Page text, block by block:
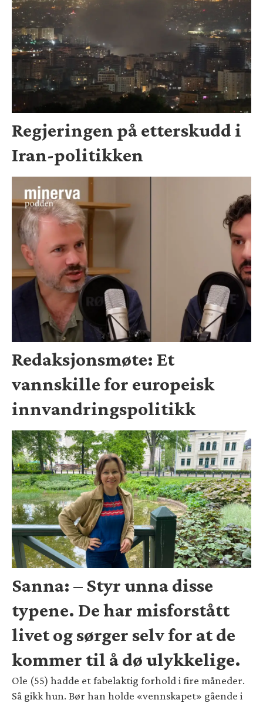
Regjeringen på etterskudd i
Iran-politikken
Redaksjonsmøte: Et
vannskille for europeisk
innvandringspolitikk
Sanna: – Styr unna disse
typene. De har misforstått
livet og sørger selv for at de
kommer til å dø ulykkelige.
Ole (55) hadde et fabelaktig forhold i fire måneder.
Så gikk hun. Bør han holde «vennskapet» gående i